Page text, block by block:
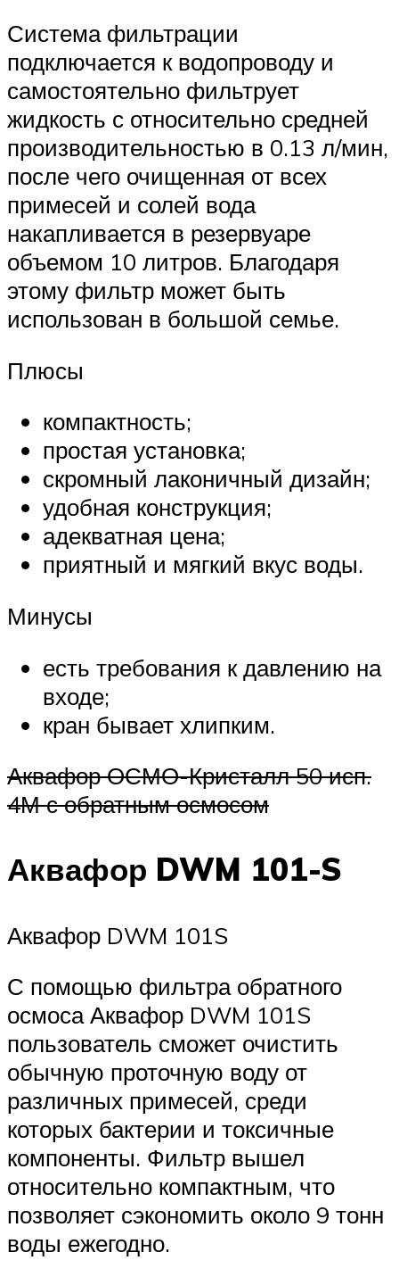
Система фильтрации
подключается к водопроводу и
самостоятельно фильтрует
жидкость с относительно средней
производительностью в 0.13 л/мин,
после чего очищенная от всех
примесей и солей вода
накапливается в резервуаре
объемом 10 литров. Благодаря
этому фильтр может быть
использован в большой семье.
Плюсы
компактность;
простая установка;
скромный лаконичный дизайн;
удобная конструкция;
адекватная цена;
приятный и мягкий вкус воды.
Минусы
есть требования к давлению на
входе;
кран бывает хлипким.
Аквафор ОСМО-Кристалл 50 исп.
4М с обратным осмосом
Аквафор DWM 101-S
Аквафор DWM 101S
С помощью фильтра обратного
осмоса Аквафор DWM 101S
пользователь сможет очистить
обычную проточную воду от
различных примесей, среди
которых бактерии и токсичные
компоненты. Фильтр вышел
относительно компактным, что
позволяет сэкономить около 9 тонн
воды ежегодно.